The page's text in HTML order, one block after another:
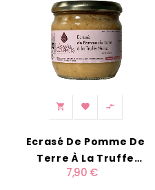
  
Ecrasé De Pomme De
Terre À La Truffe
Noire 300G
7,90 €